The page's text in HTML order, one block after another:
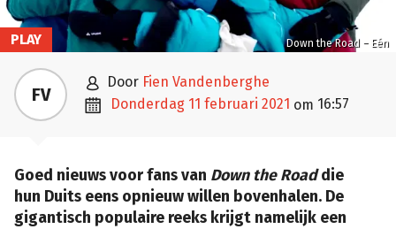
Down the Road – Eén
PLAY
FV  door Fien Vandenberghe
 donderdag 11 februari 2021 om 16:57
Goed nieuws voor fans van Down the Roaddie
hun Duits eens opnieuw willen bovenhalen. De
gigantisch populaire reeks krijgt namelijk een